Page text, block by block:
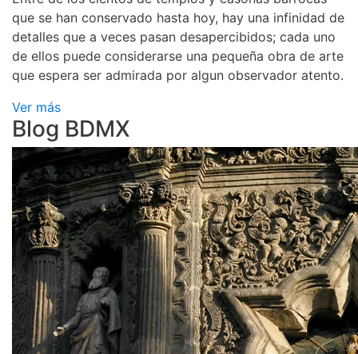
que se han conservado hasta hoy, hay una infinidad de
detalles que a veces pasan desapercibidos; cada uno
de ellos puede considerarse una pequeña obra de arte
que espera ser admirada por algun observador atento.
Ver más
Blog BDMX